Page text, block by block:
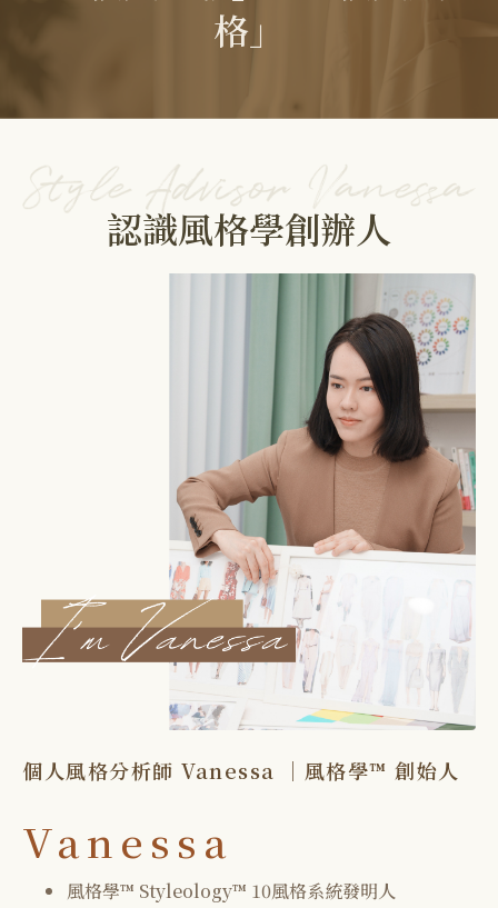
格」
認識風格學創辦人
個人風格分析師 Vanessa ｜風格學™ 創始人
Vanessa
風格學™ Styleology™ 10風格系統發明人